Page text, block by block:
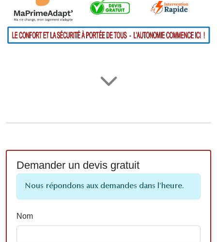
Demander un devis gratuit
Nous répondons aux demandes dans l'heure.
Nom